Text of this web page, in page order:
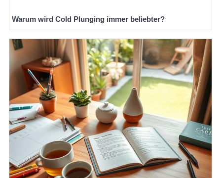
Warum wird Cold Plunging immer beliebter?